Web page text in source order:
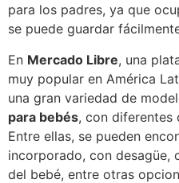
para los padres, ya que
se puede guardar
En Mercado Libre, una
muy popular en América
una gran variedad de
para bebés, con diferentes
Entre ellas, se pueden
incorporado, con desagüe,
del bebé, entre otras